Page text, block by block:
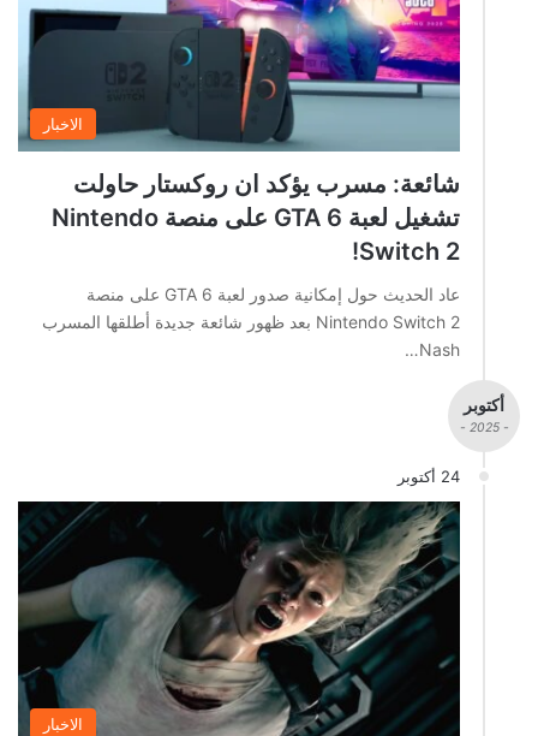
الاخبار
شائعة: مسرب يؤكد ان روكستار حاولت
تشغيل لعبة GTA 6 على منصة Nintendo
Switch 2!
عاد الحديث حول إمكانية صدور لعبة GTA 6 على منصة
Nintendo Switch 2 بعد ظهور شائعة جديدة أطلقها المسرب
Nash…
أكتوبر
- 2025 -
24 أكتوبر
الاخبار